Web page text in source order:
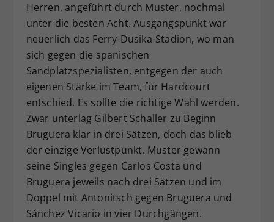
Herren, angeführt durch Muster, nochmal
unter die besten Acht. Ausgangspunkt war
neuerlich das Ferry-Dusika-Stadion, wo man
sich gegen die spanischen
Sandplatzspezialisten, entgegen der auch
eigenen Stärke im Team, für Hardcourt
entschied. Es sollte die richtige Wahl werden.
Zwar unterlag Gilbert Schaller zu Beginn
Bruguera klar in drei Sätzen, doch das blieb
der einzige Verlustpunkt. Muster gewann
seine Singles gegen Carlos Costa und
Bruguera jeweils nach drei Sätzen und im
Doppel mit Antonitsch gegen Bruguera und
Sánchez Vicario in vier Durchgängen.